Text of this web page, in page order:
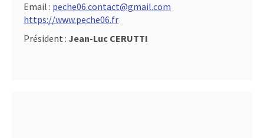
Email : peche06.contact@gmail.com
https://www.peche06.fr
Président : Jean-Luc CERUTTI